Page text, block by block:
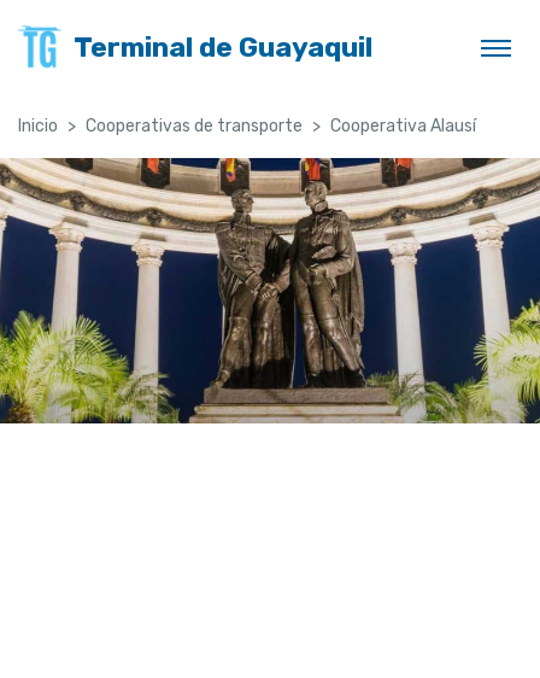
Terminal de Guayaquil
Inicio Cooperativas de transporte Cooperativa Alausí